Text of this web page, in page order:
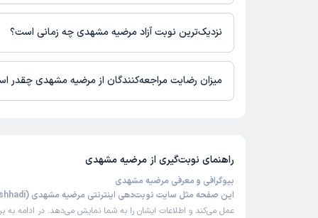
در حال حاضر اطلاعاتی درباره ارائه ویزیت آنلاین توسط مرضیه
نیست. برای دریافت اطلاعات دقیق‌تر، لطفاً با مطب تماس بگیرید.
نزدیک‌ترین نوبت آزاد مرضیه مشهدی چه زمانی است؟
زمان نوبت‌دهی و پذیرش بیماران با هماهنگی مطب مشخص می‌شود.
میزان رضایت مراجعه‌کنندگان از مرضیه مشهدی چقدر
راهنمای نوبت‌گیری از مرضیه مشهدی
بیوگرافی و معرفی مرضیه مشهدی
این صفحه مثل سایت نوبت‌دهی اینترنتی مرضیه مشهدی (Marzieh Mashhadi)
عمل می‌کند و اطلاعات ایشان را به شما نمایش می‌دهد. در ادامه به